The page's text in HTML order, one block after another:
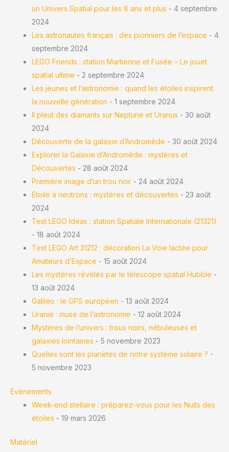
un Univers Spatial pour les 8 ans et plus - 4 septembre
2024
Les astronautes français : des pionniers de l’espace - 4
septembre 2024
LEGO Friends : station Martienne et Fusée – Le jouet
spatial ultime - 2 septembre 2024
Les jeunes et l’astronomie : quand les étoiles inspirent
la nouvelle génération - 1 septembre 2024
Il pleut des diamants sur Neptune et Uranus - 30 août
2024
Découverte de la galaxie d’Andromède - 30 août 2024
Explorer la Galaxie d’Andromède : mystères et
Découvertes - 28 août 2024
Première image d’un trou noir - 24 août 2024
Étoile à neutrons : mystères et découvertes - 23 août
2024
Test LEGO Ideas : station Spatiale Internationale (21321)
- 18 août 2024
Test LEGO Art 31212 : décoration La Voie lactée pour
Amateurs d’Espace - 15 août 2024
Les mystères révélés par le télescope spatial Hubble -
13 août 2024
Galileo : le GPS européen - 13 août 2024
Uranie : muse de l’astronomie - 12 août 2024
Mystères de l’univers : trous noirs, nébuleuses et
galaxies lointaines - 5 novembre 2023
Quelles sont les planètes de notre système solaire ? -
5 novembre 2023
Événements
Week-end stellaire : préparez-vous pour les Nuits des
étoiles - 19 mars 2026
Matériel